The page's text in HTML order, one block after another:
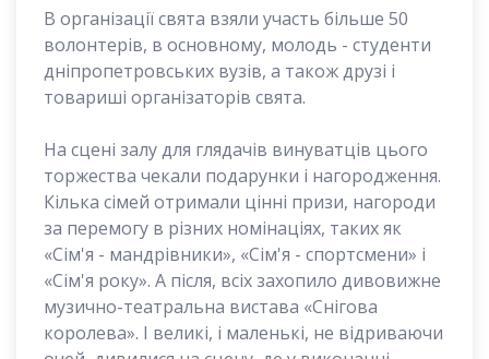
В організації свята взяли участь більше 50
волонтерів, в основному, молодь - студенти
дніпропетровських вузів, а також друзі і
товариші організаторів свята.
На сцені залу для глядачів винуватців цього
торжества чекали подарунки і нагородження.
Кілька сімей отримали цінні призи, нагороди
за перемогу в різних номінаціях, таких як
«Сім'я - мандрівники», «Сім'я - спортсмени» і
«Сім'я року». А після, всіх захопило дивовижне
музично-театральна вистава «Снігова
королева». І великі, і маленькі, не відриваючи